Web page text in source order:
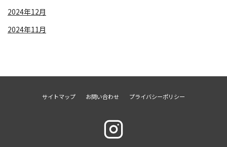
2024年12月
2024年11月
サイトマップ お問い合わせ プライバシーポリシー